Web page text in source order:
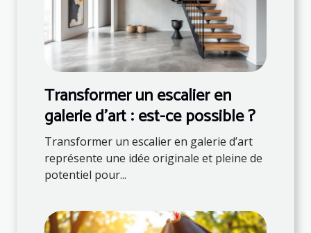
Transformer un escalier en
galerie d'art : est-ce possible ?
Transformer un escalier en galerie d’art
représente une idée originale et pleine de
potentiel pour...